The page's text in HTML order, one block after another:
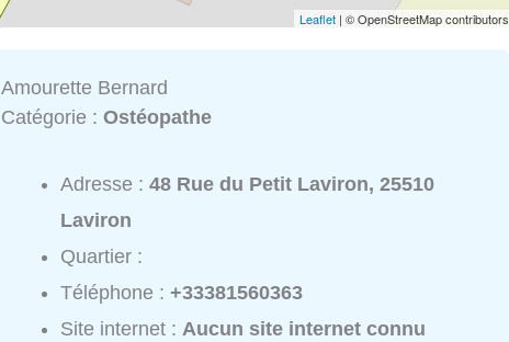
Leaflet | © OpenStreetMap contributors
Amourette Bernard
Catégorie :Ostéopathe
Adresse :48 Rue du Petit Laviron, 25510
Laviron
Quartier :
Téléphone :+33381560363
Site internet :Aucun site internet connu